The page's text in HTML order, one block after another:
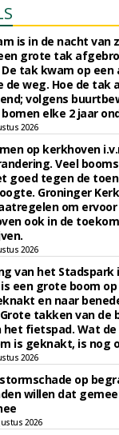
is in de nacht van
grote tak
tak kwam op een
de weg. Hoe de tak
volgens
elke 2 jaar
2026
op kerkhoven
Veel
goed tegen de
Groninger
om
ook in de
2026
van het Stadspark
een grote boom
en naar
takken van de
het fietspad. Wat de
is geknakt, is nog
2026
op
willen dat
2026